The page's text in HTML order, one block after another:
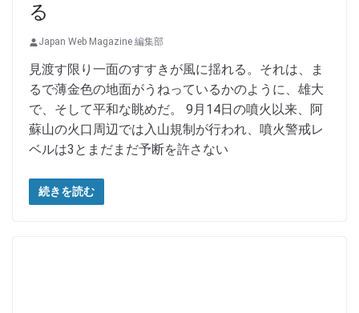
る
Japan Web Magazine 編集部
見渡す限り一面のすすきが風に揺れる。それは、ま
るで薄金色の地面がうねっているかのように、雄大
で、そして平和な眺めだ。 9月14日の噴火以来、阿
蘇山の火口周辺では入山規制が行われ、噴火警戒レ
ベルは3とまだまだ予断を許さない
続きを読む